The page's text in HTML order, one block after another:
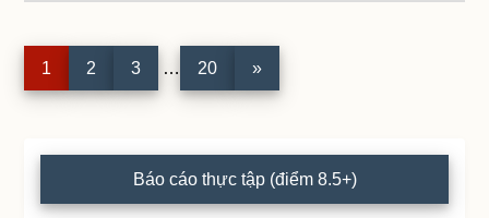
Page
1 Page
2 Page
3
Interim
pages
… Page
20 »
Primary
Sidebar
Báo cáo thực tập (điểm 8.5+)